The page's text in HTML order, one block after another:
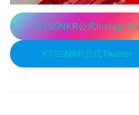
KTSSNKR公式Instagram
KTSSNKR公式Twitter